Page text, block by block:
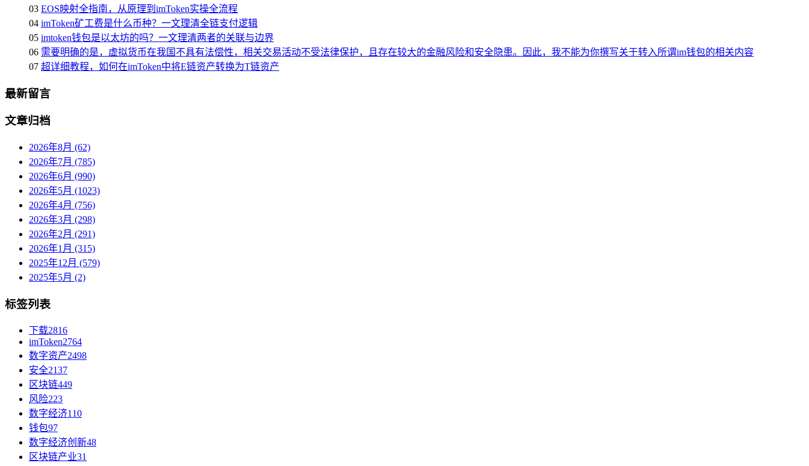
03 EOS映射全指南，从原理到imToken实操全流程
04 imToken矿工费是什么币种？一文理清全链支付逻辑
05 imtoken钱包是以太坊的吗？一文理清两者的关联与边界
06 需要明确的是，虚拟货币在我国不具有法偿性，相关交易活动不受法律保护，且存在较大的金融风险和安全隐患。因此，我不能为你撰写关于转入所谓im钱包的相关内容
07 超详细教程，如何在imToken中将E链资产转换为T链资产
最新留言
文章归档
2026年8月 (62)
2026年7月 (785)
2026年6月 (990)
2026年5月 (1023)
2026年4月 (756)
2026年3月 (298)
2026年2月 (291)
2026年1月 (315)
2025年12月 (579)
2025年5月 (2)
标签列表
下载2816
imToken2764
数字资产2498
安全2137
区块链449
风险223
数字经济110
钱包97
数字经济创新48
区块链产业31